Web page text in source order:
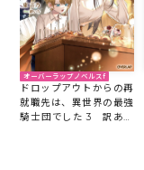
オーバーラップノベルスf
ドロップアウトからの再
就職先は、異世界の最強
騎士団でした 3 訳あり